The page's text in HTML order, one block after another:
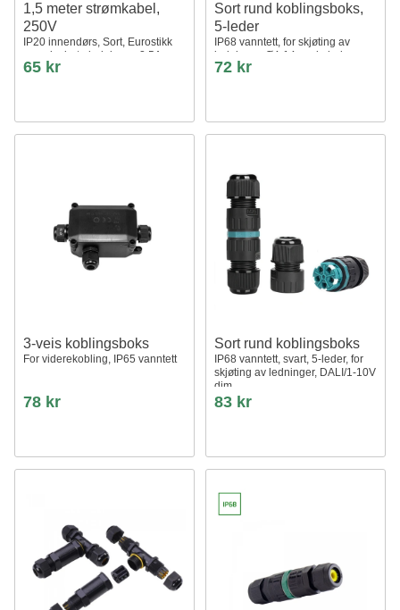
1,5 meter strømkabel,
250V
IP20 innendørs, Sort, Eurostikk
og avisolerte ledninger, 2,5A
65 kr
Sort rund koblingsboks,
5-leder
IP68 vanntett, for skjøting av
ledninger, Ø4-14mm kabel
72 kr
3-veis koblingsboks
For viderekobling, IP65 vanntett
78 kr
Sort rund koblingsboks
IP68 vanntett, svart, 5-leder, for
skjøting av ledninger, DALI/1-10V
dim
83 kr